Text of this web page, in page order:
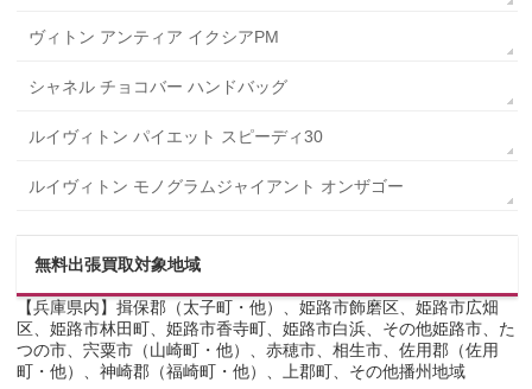
ヴィトン アンティア イクシアPM
シャネル チョコバー ハンドバッグ
ルイヴィトン パイエット スピーディ30
ルイヴィトン モノグラムジャイアント オンザゴー
無料出張買取対象地域
【兵庫県内】揖保郡（太子町・他）、姫路市飾磨区、姫路市広畑
区、姫路市林田町、姫路市香寺町、姫路市白浜、その他姫路市、た
つの市、宍粟市（山崎町・他）、赤穂市、相生市、佐用郡（佐用
町・他）、神崎郡（福崎町・他）、上郡町、その他播州地域